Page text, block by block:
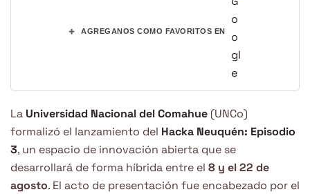
+ AGREGANOS COMO FAVORITOS EN
La Universidad Nacional del Comahue (UNCo)
formalizó el lanzamiento del Hacka Neuquén: Episodio
3, un espacio de innovación abierta que se
desarrollará de forma híbrida entre el 8 y el 22 de
agosto. El acto de presentación fue encabezado por el